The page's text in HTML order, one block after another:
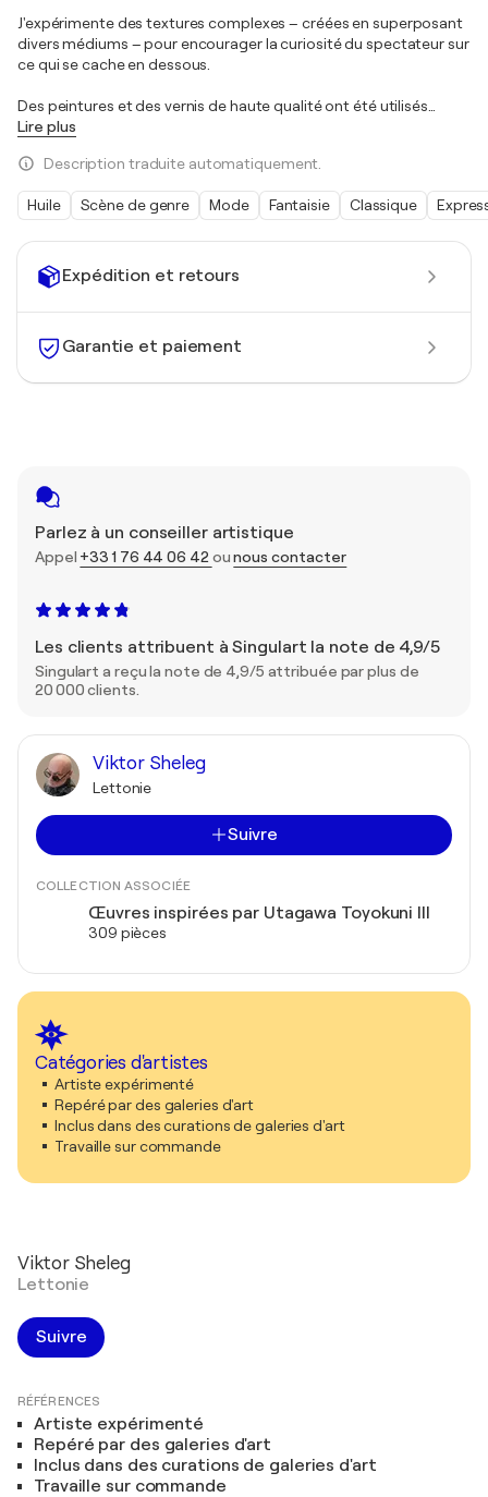
Expédition et retours
Garantie et paiement
Parlez à un conseiller artistique
Appel +33 1 76 44 06 42 ounous contacter
Les clients attribuent à Singulart la note de 4,9/5
Singulart a reçu la note de 4,9/5 attribuée par plus de
20 000 clients.
Viktor Sheleg
Lettonie
Suivre
COLLECTION ASSOCIÉE
Œuvres inspirées par Utagawa Toyokuni III
309 pièces
Catégories d'artistes
Artiste expérimenté
Repéré par des galeries d'art
Inclus dans des curations de galeries d'art
Travaille sur commande
J'expérimente des textures complexes – créées en superposant
divers médiums – pour encourager la curiosité du spectateur sur
ce qui se cache en dessous.
Des peintures et des vernis de haute qualité ont été utilisés
Lire plus
Description traduite automatiquement.
Huile Scène de genre Mode Fantaisie Classique
Viktor Sheleg
Lettonie
Suivre
RÉFÉRENCES
Artiste expérimenté
Repéré par des galeries d'art
Inclus dans des curations de galeries d'art
Travaille sur commande